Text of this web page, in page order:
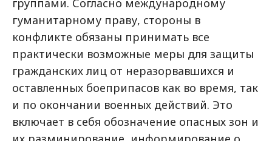
группами. Согласно международному
гуманитарному праву, стороны в
конфликте обязаны принимать все
практически возможные меры для защиты
гражданских лиц от неразорвавшихся и
оставленных боеприпасов как во время, так
и по окончании военных действий. Это
включает в себя обозначение опасных зон и